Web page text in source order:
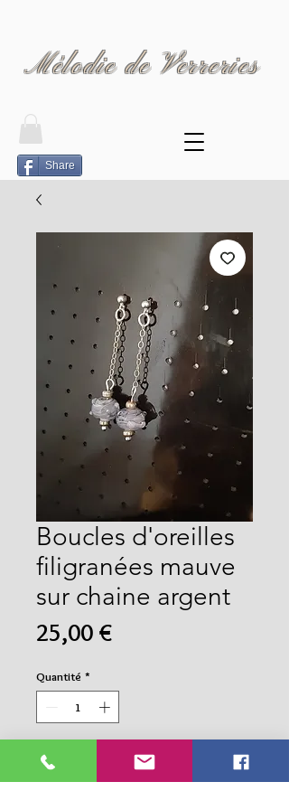
Mélodie de Verreries
Share
Boucles d'oreilles
filigranées mauve
sur chaine argent
25,00 €Prix
Quantité *
Ajouter au panier